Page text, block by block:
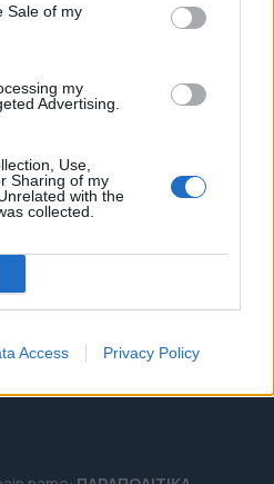
Sale of my
my
Advertising.
Use,
Sharing of my
with the
collected.
Access Privacy Policy
Συγγρού 188, 17671,